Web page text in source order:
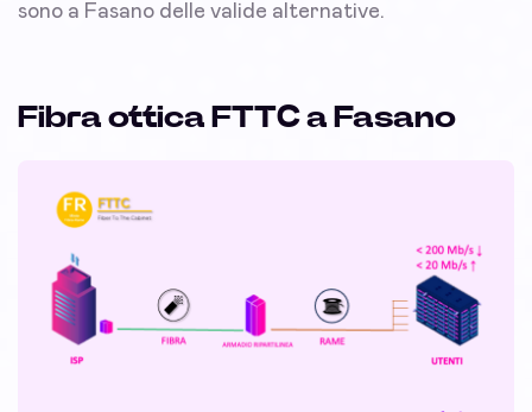
sono a Fasano delle valide alternative.
Fibra ottica FTTC a Fasano